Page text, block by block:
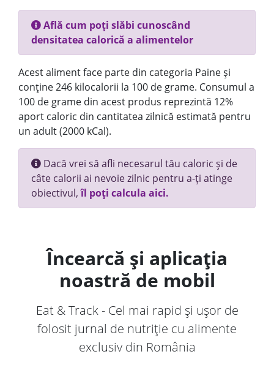
Află cum poți slăbi cunoscând
densitatea calorică a alimentelor
Acest aliment face parte din categoria Paine și
conține 246 kilocalorii la 100 de grame. Consumul a
100 de grame din acest produs reprezintă 12%
aport caloric din cantitatea zilnică estimată pentru
un adult (2000 kCal).
Dacă vrei să afli necesarul tău caloric și de
câte calorii ai nevoie zilnic pentru a-ți atinge
obiectivul,îl poți calcula aici.
Încearcă și aplicația
noastră de mobil
Eat & Track - Cel mai rapid și ușor de
folosit jurnal de nutriție cu alimente
exclusiv din România